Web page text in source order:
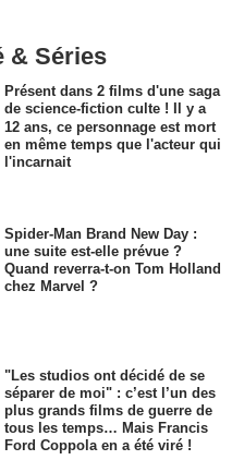
& Séries
Présent dans 2 films d'une saga
de science-fiction culte ! Il y a
12 ans, ce personnage est mort
en même temps que l'acteur qui
l'incarnait
Spider-Man Brand New Day :
une suite est-elle prévue ?
Quand reverra-t-on Tom Holland
chez Marvel ?
"Les studios ont décidé de se
séparer de moi" : c’est l’un des
plus grands films de guerre de
tous les temps… Mais Francis
Ford Coppola en a été viré !